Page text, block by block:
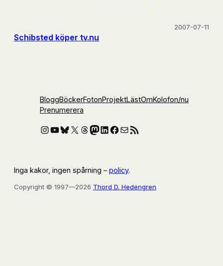
Schibsted köper tv.nu
2007-07-11
BloggBöckerFotonProjektLästOmKolofon/nu
Prenumerera
Instagram
YouTube
Bluesky
X Threads
Mastodon
LinkedIn
Facebook
E-postRSS-flöde
Inga kakor, ingen spårning – policy.
Copyright © 1997—2026 Thord D. Hedengren